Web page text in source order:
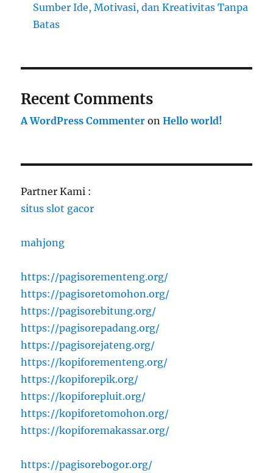
Sumber Ide, Motivasi, dan Kreativitas Tanpa
Batas
Recent Comments
A WordPress Commenter onHello world!
Partner Kami :
situs slot gacor
mahjong
https://pagisorementeng.org/
https://pagisoretomohon.org/
https://pagisorebitung.org/
https://pagisorepadang.org/
https://pagisorejateng.org/
https://kopiforementeng.org/
https://kopiforepik.org/
https://kopiforepluit.org/
https://kopiforetomohon.org/
https://kopiforemakassar.org/
https://pagisorebogor.org/